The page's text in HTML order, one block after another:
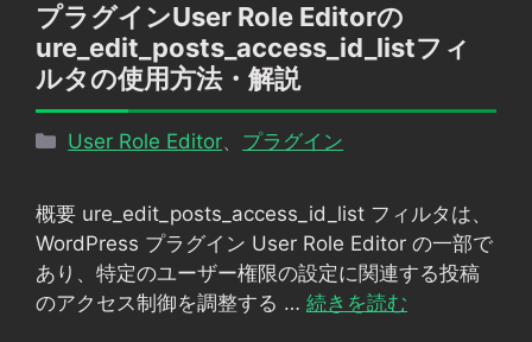
プラグインUser Role Editorの
ure_edit_posts_access_id_listフィ
ルタの使用方法・解説
カ
リ
ー
User Role Editor プラグイン
概要 ure_edit_posts_access_id_list フィルタは、
WordPress プラグイン User Role Editor の一部で
あり、特定のユーザー権限の設定に関連する投稿
のアクセス制御を調整する … 続きを読む